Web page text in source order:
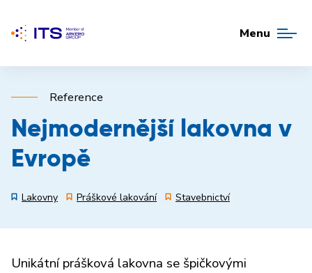
Menu
Reference
Nejmodernější lakovna v
Evropě
Lakovny Práškové lakování Stavebnictví
Unikátní prášková lakovna se špičkovými